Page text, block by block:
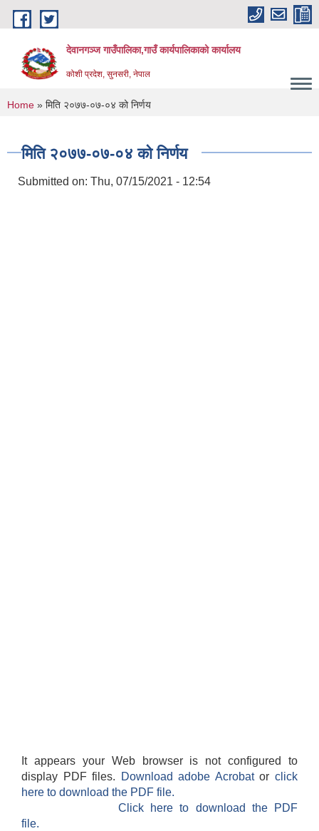
Skip to main content
देवानगञ्ज गाउँपालिका,गाउँ कार्यपालिकाको कार्यालय
कोशी प्रदेश, सुनसरी, नेपाल
You are here
Home » मिति २०७७-०७-०४ को निर्णय
मिति २०७७-०७-०४ को निर्णय
Submitted on: Thu, 07/15/2021 - 12:54
It appears your Web browser is not configured to
display PDF files.
Download adobe Acrobatorclick
here to download the PDF file.
Click here to download the PDF
file.